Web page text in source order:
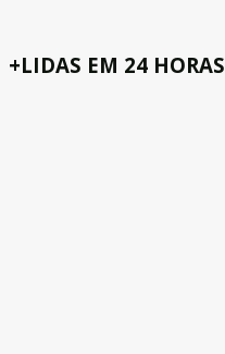
+LIDAS EM 24 HORAS